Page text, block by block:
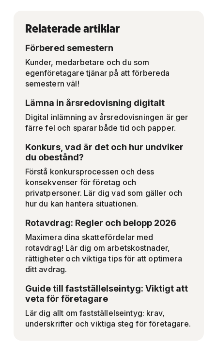
Relaterade artiklar
Förbered semestern
Kunder, medarbetare och du som
egenföretagare tjänar på att förbereda
semestern väl!
Lämna in årsredovisning digitalt
Digital inlämning av årsredovisningen är ger
färre fel och sparar både tid och papper.
Konkurs, vad är det och hur undviker
du obestånd?
Förstå konkursprocessen och dess
konsekvenser för företag och
privatpersoner. Lär dig vad som gäller och
hur du kan hantera situationen.
Rotavdrag: Regler och belopp 2026
Maximera dina skattefördelar med
rotavdrag! Lär dig om arbetskostnader,
rättigheter och viktiga tips för att optimera
ditt avdrag.
Guide till fastställelseintyg: Viktigt att
veta för företagare
Lär dig allt om fastställelseintyg: krav,
underskrifter och viktiga steg för företagare.